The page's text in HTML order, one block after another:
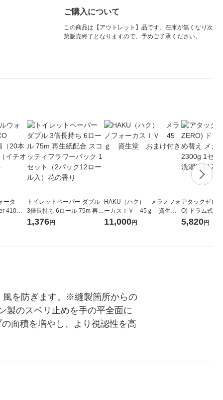
ご購入について
この商品は【アウトレット】品です。在庫が無くなり次
第販売終了となりますので、予めご了承ください。
ータ
410ml
レス
トイレットペーパー ダブル
3倍長持ち 6ロール 75m 再生
紙配合 スコッティフラワー
1,376円
HAKU（ハク） メラノフォ
ーカスＩＶ 45ｇ 資生
堂 おまけ付き
11,000円
アタックゼロ
O) ドラム式専
ガジャンボ
5,820円
風を防ぎます。※縫製箇所からの
製のスベリ止めを手の平全面に
面積を増やし、より視認性を高